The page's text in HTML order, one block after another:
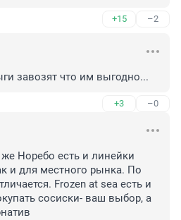
+15 –2
завозят что им выгодно...
+3 –0
Норебо есть и линейки
и для местного рынка. По
Frozen at sea есть и
сосиски- ваш выбор, а